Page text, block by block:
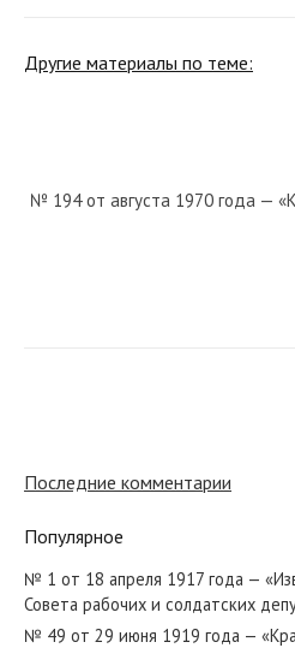
Другие материалы по теме:
№ 194 от августа 1970 года —
№ 147 от июня 1979 года —
Последние комментарии
Популярное
№ 1 от 18 апреля 1917 года —
Совета рабочих и солдатских
№ 49 от 29 июня 1919 года —